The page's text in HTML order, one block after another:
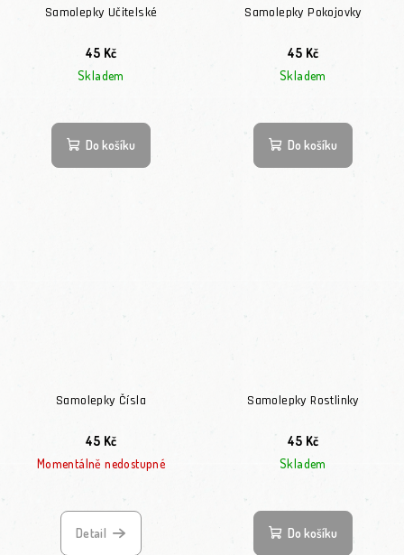
Samolepky Učitelské
45 Kč
Skladem
Do košíku
Samolepky Pokojovky
45 Kč
Skladem
Do košíku
Samolepky Čísla
45 Kč
Momentálně nedostupné
Detail
Samolepky Rostlinky
45 Kč
Skladem
Do košíku